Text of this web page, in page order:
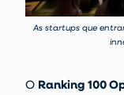
As startups que
O Ranking 100